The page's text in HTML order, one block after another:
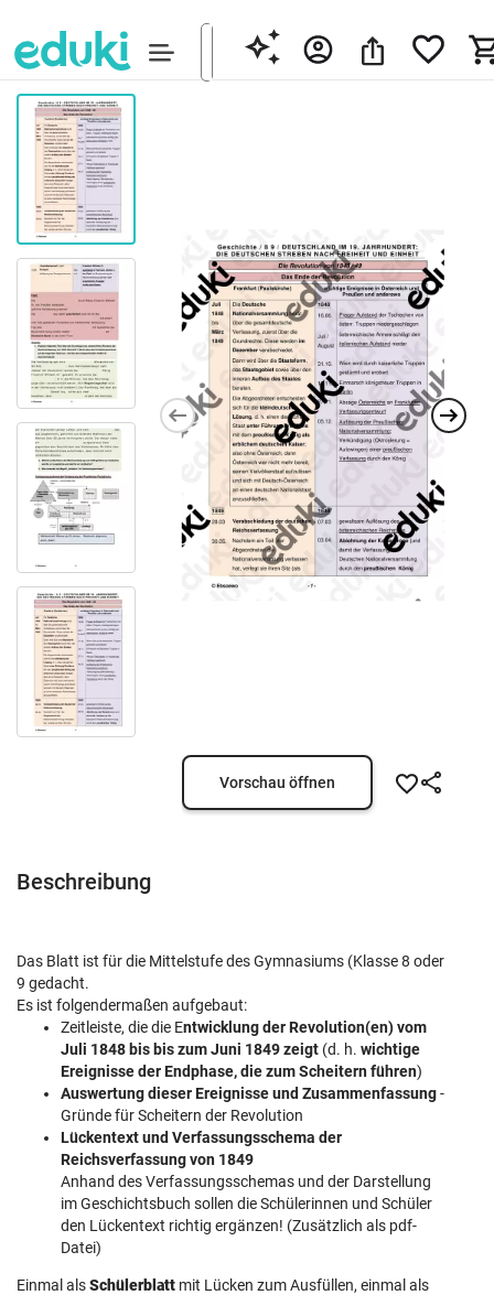
Vorschau öffnen
Beschreibung
Das Blatt ist für die Mittelstufe des Gymnasiums (Klasse 8 oder
9 gedacht.
Es ist folgendermaßen aufgebaut:
Zeitleiste, die die Entwicklung der Revolution(en) vom
Juli 1848 bis bis zum Juni 1849 zeigt (d. h. wichtige
Ereignisse der Endphase, die zum Scheitern führen)
Auswertung dieser Ereignisse und Zusammenfassung-
Gründe für Scheitern der Revolution
Lückentext und Verfassungsschema der
Reichsverfassung von 1849
Anhand des Verfassungsschemas und der Darstellung
im Geschichtsbuch sollen die Schülerinnen und Schüler
den Lückentext richtig ergänzen! (Zusätzlich als pdf-
Datei)
Einmal alsSchülerblatt mit Lücken zum Ausfüllen, einmal als